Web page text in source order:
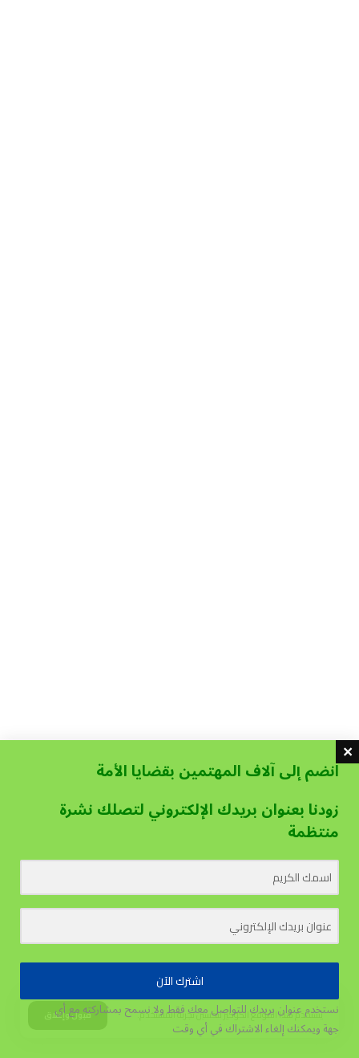
يستخدم هذا الموقع الكوكيز لتحسين تجربة المستخدم. قبول وإغلاق
انضم إلى آلاف المهتمين بقضايا الأمة
زودنا بعنوان بريدك الإلكتروني لتصلك نشرة
منتظمة
اشترك الآن
نستخدم عنوان بريدك للتواصل معك فقط ولا نسمح بمشاركته مع أي
جهةويمكنك إلغاء الاشتراك في أي وقت